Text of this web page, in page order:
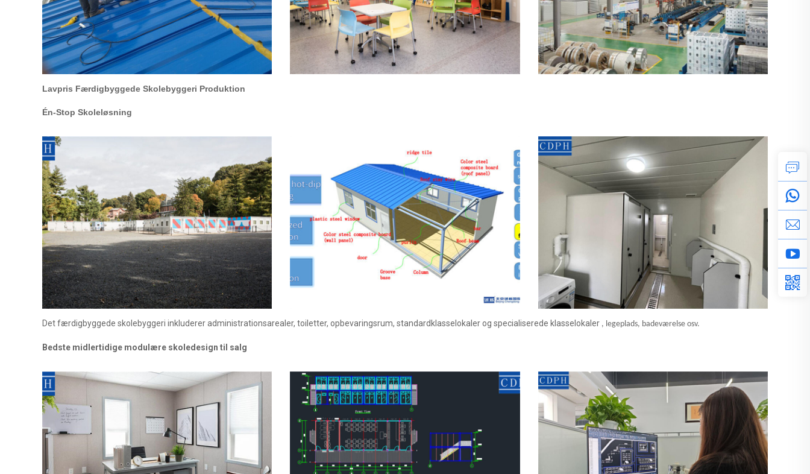
Lavpris Færdigbyggede Skolebyggeri Produktion
Én-Stop Skoleløsning
Det færdigbyggede skolebyggeri inkluderer administrationsarealer, toiletter, opbevaringsrum, standardklasselokaler og specialiserede klasselokaler , legeplads, badeværelse osv.
Bedste midlertidige modulære skoledesign til salg